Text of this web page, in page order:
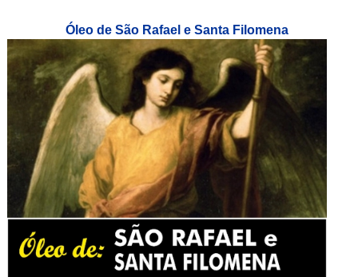
Óleo de São Rafael e Santa Filomena